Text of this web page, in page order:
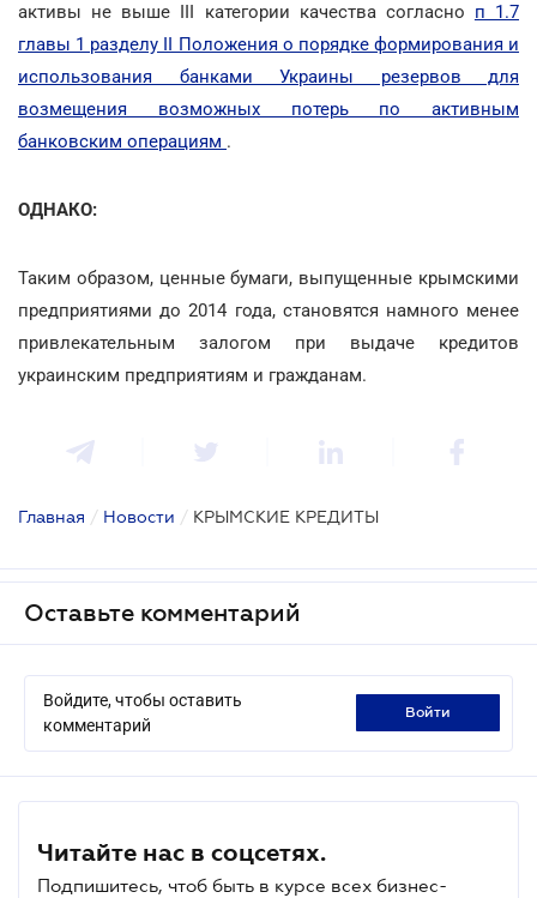
активы не выше III категории качества согласно п 1.7
главы 1 разделу II Положения о порядке формирования и
использования банками Украины резервов для
возмещения возможных потерь по активным
банковским операциям .
ОДНАКО:
Таким образом, ценные бумаги, выпущенные крымскими
предприятиями до 2014 года, становятся намного менее
привлекательным залогом при выдаче кредитов
украинским предприятиям и гражданам.
Главная / Новости / КРЫМСКИЕ КРЕДИТЫ
Оставьте комментарий
Войдите, чтобы оставить
комментарий
войти
Читайте нас в соцсетях.
Подпишитесь, чтоб быть в курсе всех бизнес-